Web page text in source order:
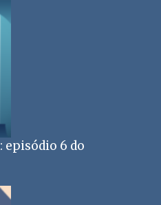
episódio 6 do